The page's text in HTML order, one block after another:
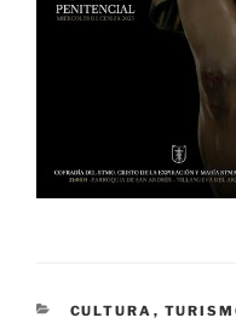
CATEGORÍAS
CULTURA ,